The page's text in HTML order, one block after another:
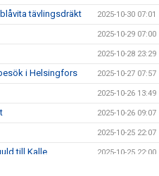
tävlingsdräkt 2025-10-30 07:01
2025-10-29 07:00
2025-10-28 23:29
i Helsingfors 2025-10-27 07:57
2025-10-26 13:49
2025-10-26 09:07
2025-10-25 22:07
till Kalle 2025-10-25 22:00